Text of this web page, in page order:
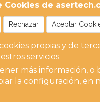
Cookies de
Rechazar Aceptar
propias y de
servicios.
más información, o
la configuración, en
.
h-ip/